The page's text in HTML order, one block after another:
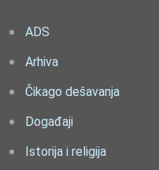
ADS
Arhiva
Čikago dešavanja
Događaji
Istorija i religija